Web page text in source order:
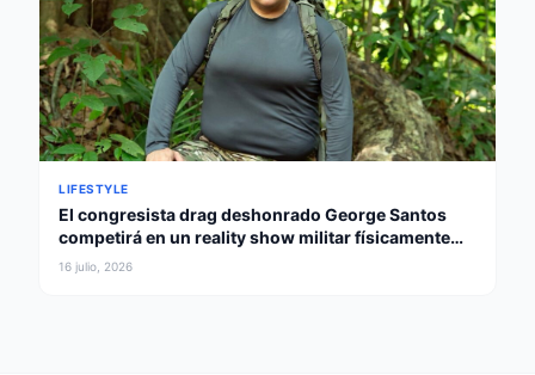
LIFESTYLE
El congresista drag deshonrado George Santos
competirá en un reality show militar físicamente
intenso
16 julio, 2026